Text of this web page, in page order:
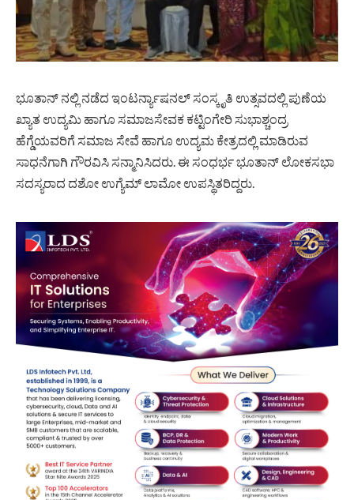
ಭೂತಾನ್ ನಲ್ಲಿ ನಡೆದ ಇಂಟರ್ನ್ಯಾಷನಲ್ ಸಂಸ್ಕೃತಿ ಉತ್ಸವದಲ್ಲಿ ಪುಣೆಯ
ಖ್ಯಾತ ಉದ್ಯಮಿ ಹಾಗೂ ಸಮಾಜಸೇವಕ ಕಟ್ಟಿಂಗೇರಿ ಸುಭಾಶ್ಚಂದ್ರ
ಹೆಗ್ಡೆಯವರಿಗೆ ಸಮಾಜ ಸೇವೆ ಹಾಗೂ ಉದ್ಯಮ ಕೇತ್ರದಲ್ಲಿ ಮಾಡಿರುವ
ಸಾಧನೆಗಾಗಿ ಗೌರವಿಸಿ ಸನ್ಮಾನಿಸಿದರು. ಈ ಸಂಧರ್ಭ ಭೂತಾನ್ ಲೋಕಸಭಾ
ಸದಸ್ಯರಾದ ದಶೋ ಉಗ್ಯೆಮ್ ಲಾಮೋ ಉಪಸ್ಥಿತರಿದ್ದರು.